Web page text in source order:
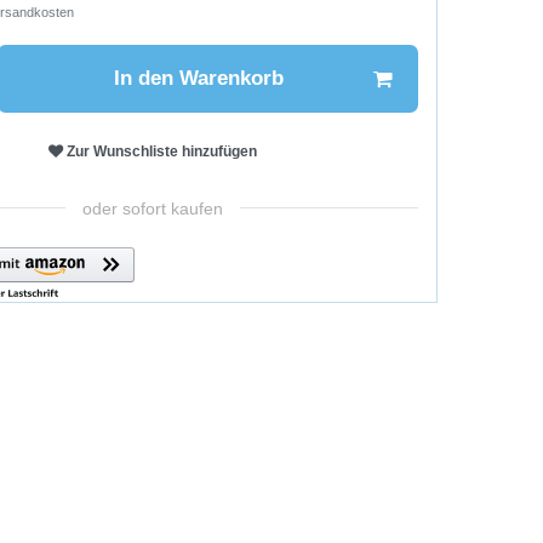
In den Warenkorb
Zur Wunschliste hinzufügen
oder sofort kaufen